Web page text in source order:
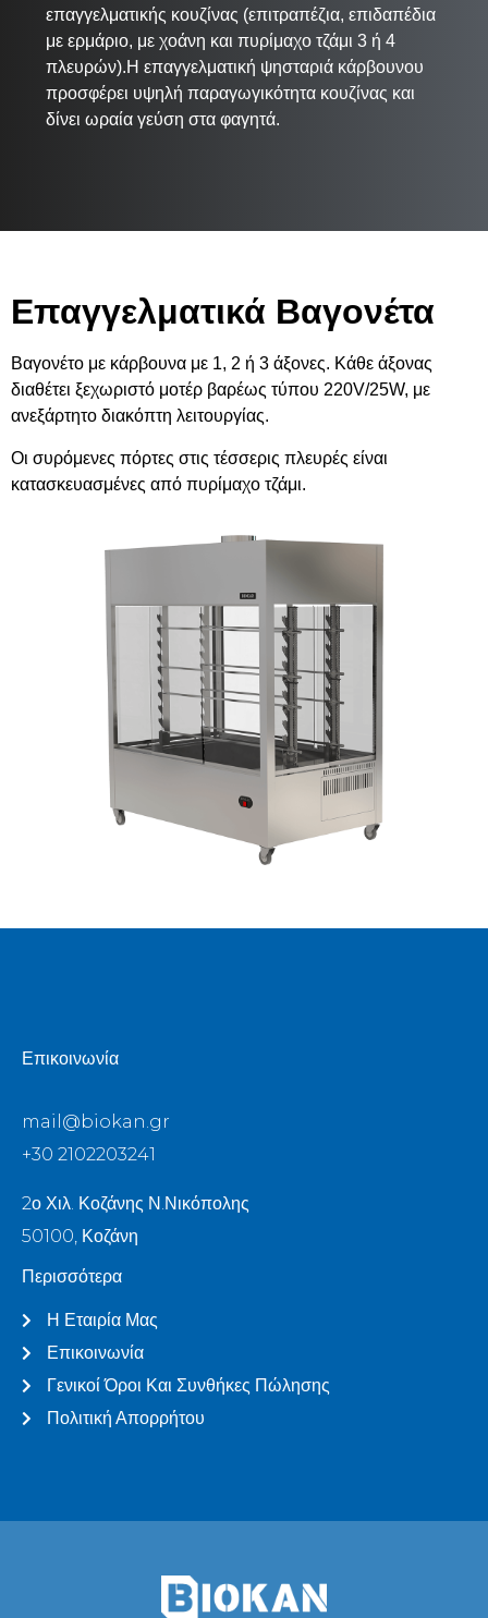
επαγγελματικής κουζίνας (επιτραπέζια, επιδαπέδια
με ερμάριο, με χοάνη και πυρίμαχο τζάμι 3 ή 4
πλευρών).Η επαγγελματική ψησταριά κάρβουνου
προσφέρει υψηλή παραγωγικότητα κουζίνας και
δίνει ωραία γεύση στα φαγητά.
Επαγγελματικά Βαγονέτα
Βαγονέτο με κάρβουνα με 1, 2 ή 3 άξονες. Κάθε άξονας
διαθέτει ξεχωριστό μοτέρ βαρέως τύπου 220V/25W, με
ανεξάρτητο διακόπτη λειτουργίας.
Οι συρόμενες πόρτες στις τέσσερις πλευρές είναι
κατασκευασμένες από πυρίμαχο τζάμι.
Επικοινωνία
mail@biokan.gr
+30 2102203241
2ο Χιλ. Κοζάνης Ν.Νικόπολης
50100, Κοζάνη
Περισσότερα
Η Εταιρία Μας
Επικοινωνία
Γενικοί Όροι Και Συνθήκες Πώλησης
Πολιτική Απορρήτου